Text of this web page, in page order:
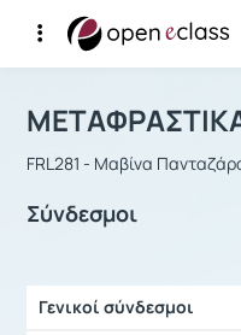
Αρχική Σελίδα
Μάθημα :
FRL281 - Μαβίνα
Σύνδεσμοι
Γενικοί σύνδεσμοι